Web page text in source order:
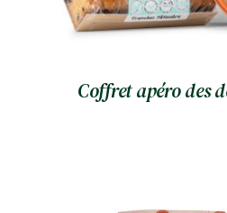
Coffret apéro des